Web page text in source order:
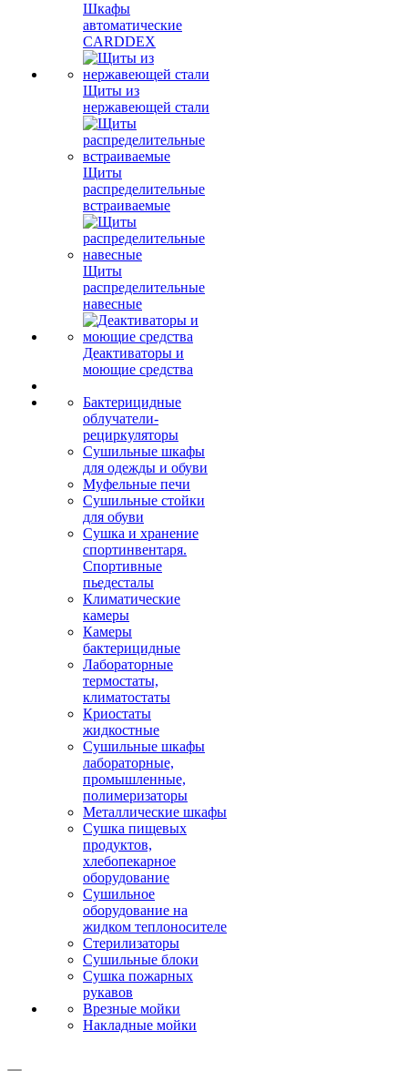
Шкафы
автоматические
CARDDEX
Щиты из
нержавеющей стали
Щиты
распределительные
встраиваемые
Щиты
распределительные
навесные
Деактиваторы и
моющие средства
Бактерицидные
облучатели-
рециркуляторы
Сушильные шкафы
для одежды и обуви
Муфельные печи
Сушильные стойки
для обуви
Сушка и хранение
спортинвентаря.
Спортивные
пьедесталы
Климатические
камеры
Камеры
бактерицидные
Лабораторные
термостаты,
климатостаты
Криостаты
жидкостные
Сушильные шкафы
лабораторные,
промышленные,
полимеризаторы
Металлические шкафы
Сушка пищевых
продуктов,
хлебопекарное
оборудование
Сушильное
оборудование на
жидком теплоносителе
Стерилизаторы
Сушильные блоки
Сушка пожарных
рукавов
Врезные мойки
Накладные мойки